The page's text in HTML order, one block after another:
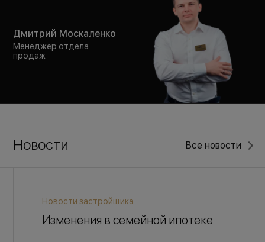
Дмитрий Москаленко
Менеджер отдела
продаж
Новости Все новости
Новости застройщика
Изменения в семейной ипотеке